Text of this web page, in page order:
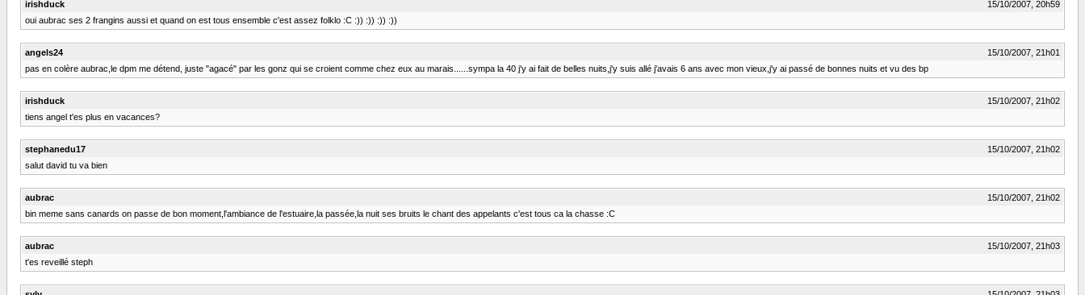
irishduck
15/10/2007, 20h59
oui aubrac ses 2 frangins aussi et quand on est tous ensemble c'est assez folklo :C :)) :)) :)) :))
angels24
15/10/2007, 21h01
pas en colère aubrac,le dpm me détend, juste "agacé" par les gonz qui se croient comme chez eux au marais......sympa la 40 j'y ai fait de belles nuits,j'y suis allé j'avais 6 ans avec mon vieux,j'y ai passé de bonnes nuits et vu des bp
irishduck
15/10/2007, 21h02
tiens angel t'es plus en vacances?
stephanedu17
15/10/2007, 21h02
salut david tu va bien
aubrac
15/10/2007, 21h02
bin meme sans canards on passe de bon moment,l'ambiance de l'estuaire,la passée,la nuit ses bruits le chant des appelants c'est tous ca la chasse :C
aubrac
15/10/2007, 21h03
t'es reveillé steph